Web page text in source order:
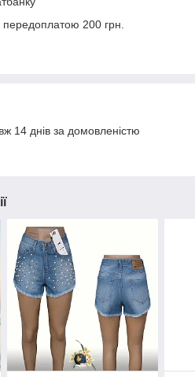
передоплатою 200 грн.
14 днів за домовленістю